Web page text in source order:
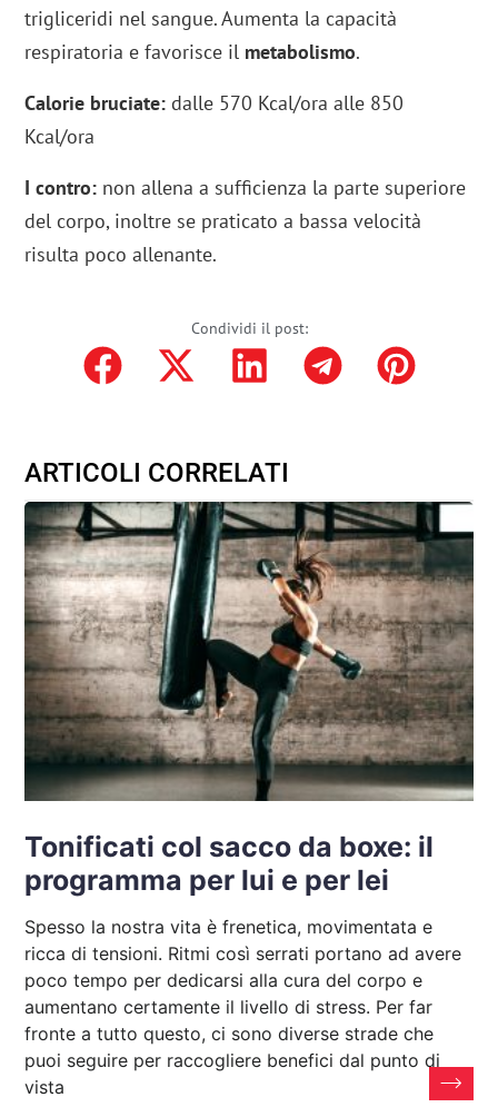
trigliceridi nel sangue. Aumenta la capacità
respiratoria e favorisce il metabolismo.
Calorie bruciate: dalle 570 Kcal/ora alle 850
Kcal/ora
I contro: non allena a sufficienza la parte superiore
del corpo, inoltre se praticato a bassa velocità
risulta poco allenante.
Condividi il post:
ARTICOLI CORRELATI
Tonificati col sacco da boxe: il
programma per lui e per lei
Spesso la nostra vita è frenetica, movimentata e
ricca di tensioni. Ritmi così serrati portano ad avere
poco tempo per dedicarsi alla cura del corpo e
aumentano certamente il livello di stress. Per far
fronte a tutto questo, ci sono diverse strade che
puoi seguire per raccogliere benefici dal punto di
vista